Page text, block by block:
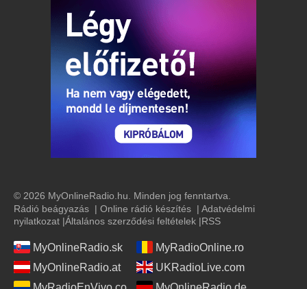
© 2026 MyOnlineRadio.hu. Minden jog fenntartva.
Rádió beágyazás | Online rádió készítés | Adatvédelmi
nyilatkozat |Általános szerződési feltételek |RSS
MyOnlineRadio.sk
MyRadioOnline.ro
MyOnlineRadio.at
UKRadioLive.com